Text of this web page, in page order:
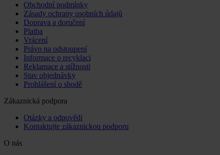
Obchodní podmínky
Zásady ochrany osobních údajů
Doprava a doručení
Platba
Vrácení
Právo na odstoupení
Informace o recyklaci
Reklamace a stížnosti
Stav objednávky
Prohlášení o shodě
Zákaznická podpora
Otázky a odpovědi
Kontaktujte zákaznickou podporu
O nás